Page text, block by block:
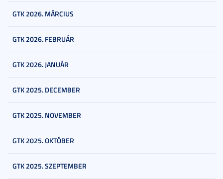
GTK 2026. MÁRCIUS
GTK 2026. FEBRUÁR
GTK 2026. JANUÁR
GTK 2025. DECEMBER
GTK 2025. NOVEMBER
GTK 2025. OKTÓBER
GTK 2025. SZEPTEMBER